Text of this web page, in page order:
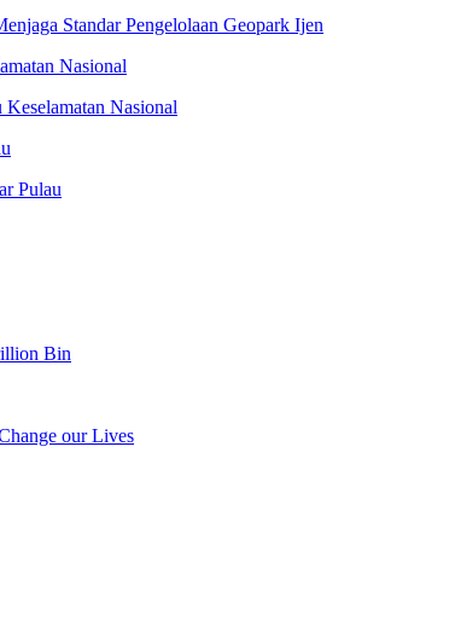
Standar Pengelolaan Geopark Ijen
Nasional
Pulau
Bin
our Lives